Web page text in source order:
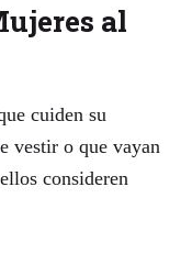
al
cuiden su
vestir o que vayan
consideren